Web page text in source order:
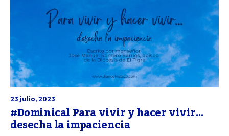
23 julio, 2023
#Dominical Para vivir y hacer vivir…
desecha la impaciencia